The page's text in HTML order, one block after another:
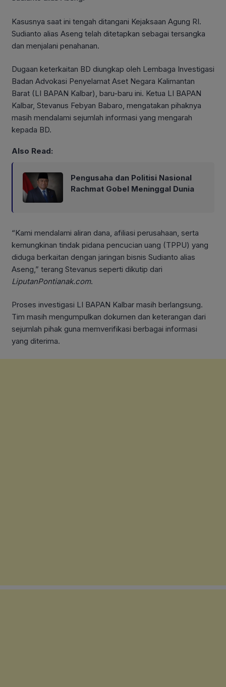
Kasusnya saat ini tengah ditangani Kejaksaan Agung RI.
Sudianto alias Aseng telah ditetapkan sebagai tersangka
dan menjalani penahanan.
Dugaan keterkaitan BD diungkap oleh Lembaga Investigasi
Badan Advokasi Penyelamat Aset Negara Kalimantan
Barat (LI BAPAN Kalbar), baru-baru ini. Ketua LI BAPAN
Kalbar, Stevanus Febyan Babaro, mengatakan pihaknya
masih mendalami sejumlah informasi yang mengarah
kepada BD.
Also Read:
Pengusaha dan Politisi Nasional
Rachmat Gobel Meninggal Dunia
“Kami mendalami aliran dana, afiliasi perusahaan, serta
kemungkinan tindak pidana pencucian uang (TPPU) yang
diduga berkaitan dengan jaringan bisnis Sudianto alias
Aseng,” terang Stevanus seperti dikutip dari
LiputanPontianak.com.
Proses investigasi LI BAPAN Kalbar masih berlangsung.
Tim masih mengumpulkan dokumen dan keterangan dari
sejumlah pihak guna memverifikasi berbagai informasi
yang diterima.